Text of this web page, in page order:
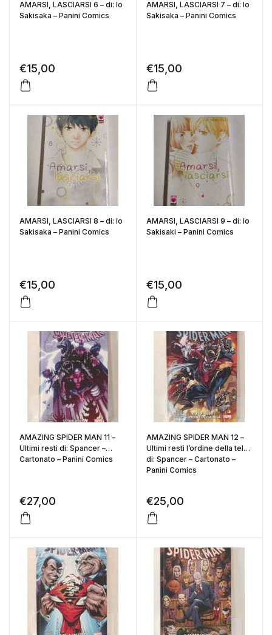
AMARSI, LASCIARSI 6 – di: Io
Sakisaka – Panini Comics
€15,00
AMARSI, LASCIARSI 7 – di: Io
Sakisaka – Panini Comics
€15,00
AMARSI, LASCIARSI 8 – di: Io
Sakisaka – Panini Comics
€15,00
AMARSI, LASCIARSI 9 – di: Io
Sakisaki – Panini Comics
€15,00
AMAZING SPIDER MAN 11 –
Ultimi resti di: Spancer –
Cartonato – Panini Comics
€27,00
AMAZING SPIDER MAN 12 –
Ultimi resti l’ordine della tela
di: Spancer – Cartonato –
Panini Comics
€25,00